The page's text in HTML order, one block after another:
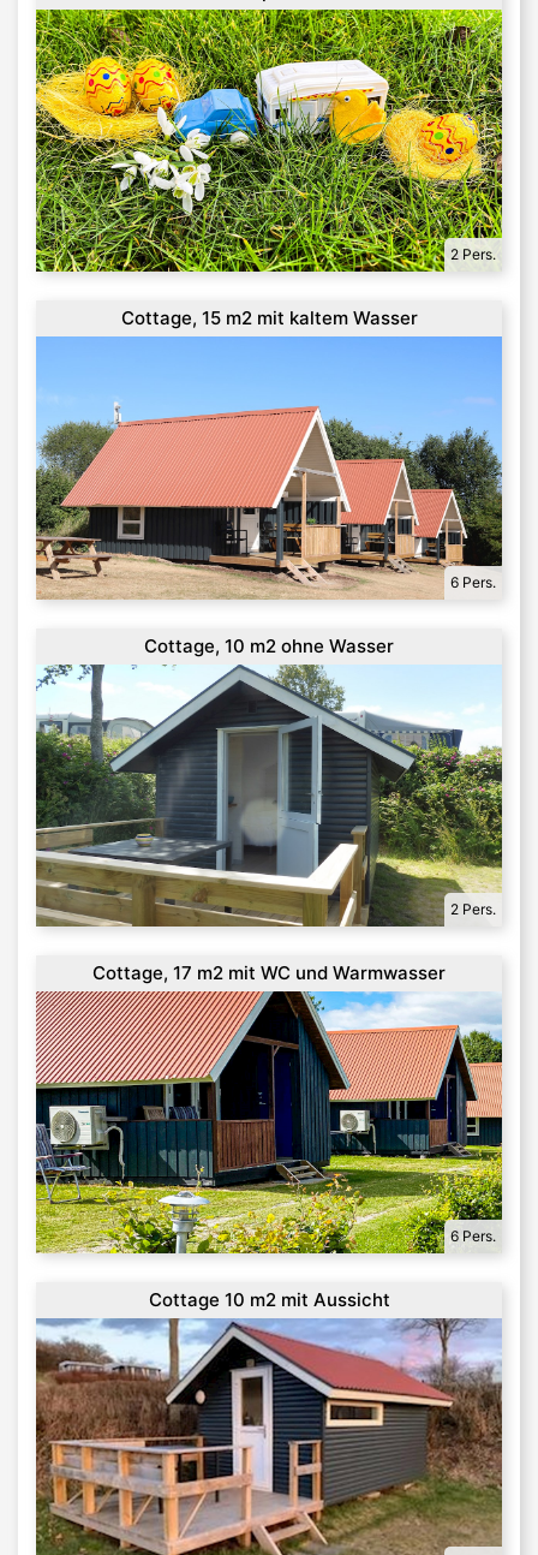
2 Pers.
Cottage, 15 m2 mit kaltem Wasser
6 Pers.
Cottage, 10 m2 ohne Wasser
2 Pers.
Cottage, 17 m2 mit WC und Warmwasser
6 Pers.
Cottage 10 m2 mit Aussicht